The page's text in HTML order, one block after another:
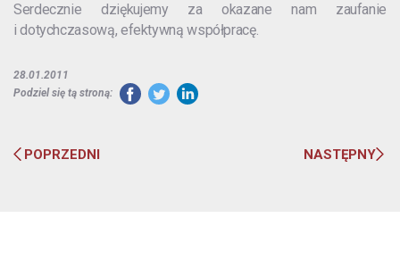
Serdecznie dziękujemy za okazane nam zaufanie
i dotychczasową, efektywną współpracę.
28.01.2011
Podziel się tą stroną:
POPRZEDNI NASTĘPNY